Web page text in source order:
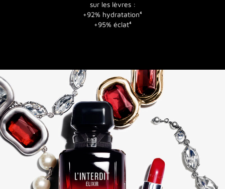
sur les lèvres :
+92% hydratation⁴
+95% éclat⁴